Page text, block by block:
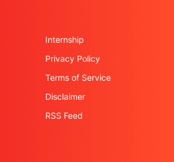
Internship
Privacy Policy
Terms of Service
Disclaimer
RSS Feed